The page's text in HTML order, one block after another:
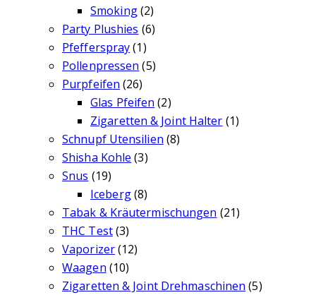
Smoking(2)
Party Plushies (6)
Pfefferspray(1)
Pollenpressen (5)
Purpfeifen (26)
Glas Pfeifen (2)
Zigaretten & Joint Halter (1)
Schnupf Utensilien (8)
Shisha Kohle (3)
Snus (19)
Iceberg(8)
Tabak & Kräutermischungen (21)
THC Test(3)
Vaporizer(12)
Waagen (10)
Zigaretten & Joint Drehmaschinen (5)